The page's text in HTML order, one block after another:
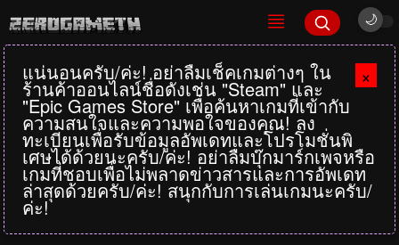
×
แน่นอนครับ/ค่ะ! อย่าลืมเช็คเกมต่างๆ ใน
ร้านค้าออนไลน์ชื่อดังเช่น "Steam" และ
"Epic Games Store" เพื่อค้นหาเกมที่เข้ากับ
ความสนใจและความพอใจของคุณ! ลง
ทะเบียนเพื่อรับข้อมูลอัพเดทและโปรโมชั่นพิ
เศษได้ด้วยนะครับ/ค่ะ! อย่าลืมบุ๊กมาร์กเพจหรือ
เกมที่ชอบเพื่อไม่พลาดข่าวสารและการอัพเดท
ล่าสุดด้วยครับ/ค่ะ! สนุกกับการเล่นเกมนะครับ/
ค่ะ!